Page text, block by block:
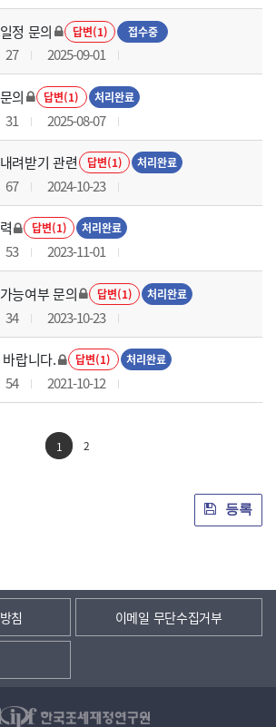
정 문의 답변(1) 접수중
27 2025-09-01
의 답변(1) 처리완료
31 2025-08-07
려받기 관련 답변(1) 처리완료
67 2024-10-23
답변(1) 처리완료
53 2023-11-01
능여부 문의 답변(1) 처리완료
34 2023-10-23
랍니다. 답변(1) 처리완료
54 2021-10-12
1 2
등록
침 이메일 무단수집거부